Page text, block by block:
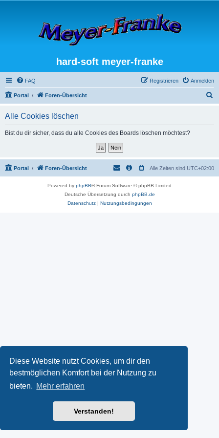
Diese Website nutzt Cookies, um dir den
bestmöglichen Komfort bei der Nutzung zu
bieten. Mehr erfahren
Verstanden!
hard-soft meyer-franke
FAQ Anmelden
Registrieren
Portal Foren-Übersicht
Alle Cookies löschen
Bist du dir sicher, dass du alle Cookies des Boards löschen möchtest?
Portal Foren-Übersicht Alle Zeiten sind UTC+02:00
Powered by phpBB® Forum Software © phpBB Limited
Deutsche Übersetzung durch phpBB.de
Datenschutz| Nutzungsbedingungen